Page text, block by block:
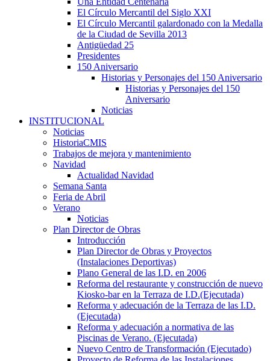
El Círculo Mercantil del Siglo XXI
El Círculo Mercantil galardonado con la Medalla
de la Ciudad de Sevilla 2013
Antigüedad 25
Presidentes
150 Aniversario
Historias y Personajes del 150 Aniversario
Historias y Personajes del 150
Aniversario
Noticias
INSTITUCIONAL
Noticias
HistoriaCMIS
Trabajos de mejora y mantenimiento
Navidad
Actualidad Navidad
Semana Santa
Feria de Abril
Verano
Noticias
Plan Director de Obras
Introducción
Plan Director de Obras y Proyectos
(Instalaciones Deportivas)
Plano General de las I.D. en 2006
Reforma del restaurante y construcción de nuevo
Kiosko-bar en la Terraza de I.D.(Ejecutada)
Reforma y adecuación de la Terraza de las I.D.
(Ejecutada)
Reforma y adecuación a normativa de las
Piscinas de Verano. (Ejecutada)
Nuevo Centro de Transformación (Ejecutado)